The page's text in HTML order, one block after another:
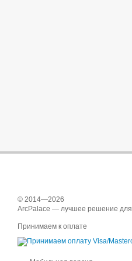
© 2014—2026
ArcPalace — лучшее решение
Принимаем к оплате